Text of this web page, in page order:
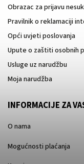
Obrazac za prijavu
Pravilnik o reklamaciji
Opći uvjeti poslovanja
Upute o zaštiti osobnih
Usluge uz narudžbu
Moja narudžba
INFORMACIJE ZA
O nama
Mogućnosti plaćanja